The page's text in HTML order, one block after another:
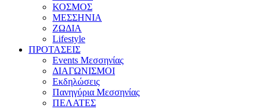
ΚΟΣΜΟΣ
ΜΕΣΣΗΝΙΑ
ΖΩΔΙΑ
Lifestyle
ΠΡΟΤΑΣΕΙΣ
Events Μεσσηνίας
ΔΙΑΓΩΝΙΣΜΟΙ
Εκδηλώσεις
Πανηγύρια Μεσσηνίας
ΠΕΛΑΤΕΣ